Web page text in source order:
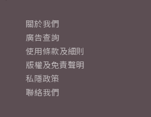
關於我們
廣告查詢
使用條款及細則
版權及免責聲明
私隱政策
聯絡我們